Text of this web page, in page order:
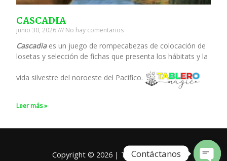
CASCADIA
junio 30, 2026 No hay comentarios
Cascadiaes un juego de rompecabezas de colocación de
losetas y selección de fichas que presenta los hábitats y la
vida silvestre del noroeste del Pacífico.
Leer más »
Copyright © 2026 | Tablero Mágico
Contáctanos